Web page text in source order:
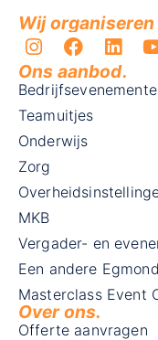
Wij
Ons aanbod.
Teamuitjes
Onderwijs
Zorg
MKB
Vergader- en
Een andere
Masterclass Event
Over ons.
Offerte aanvragen